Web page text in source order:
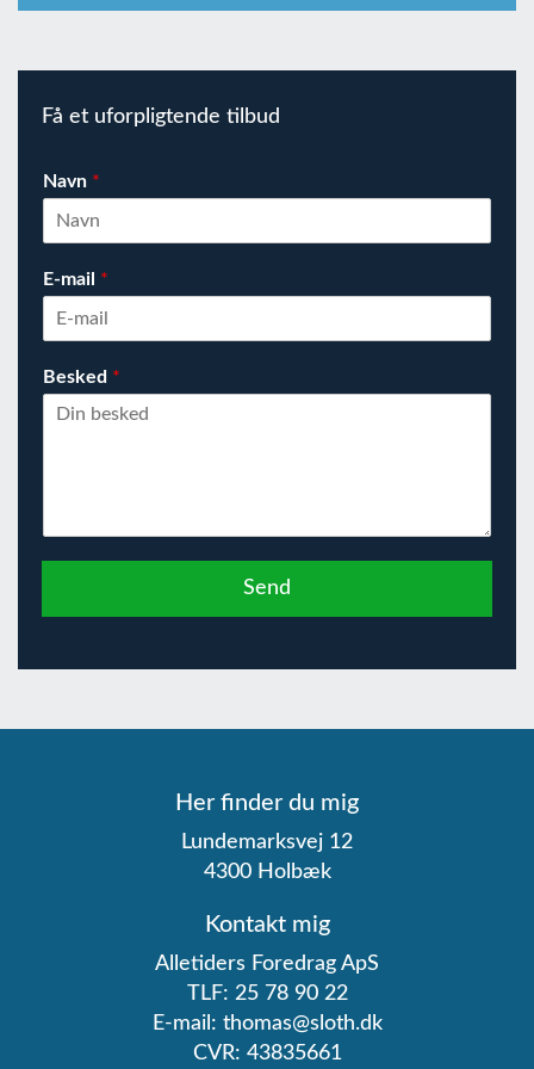
Få et uforpligtende tilbud
Navn *
E-mail *
Besked *
Send
Her finder du mig
Lundemarksvej 12
4300 Holbæk
Kontakt mig
Alletiders Foredrag ApS
TLF: 25 78 90 22
E-mail: thomas@sloth.dk
CVR: 43835661